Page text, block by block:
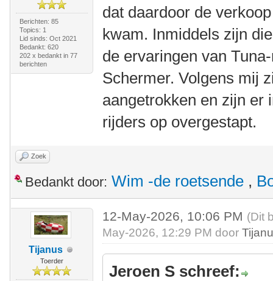
Berichten: 85
Topics: 1
Lid sinds: Oct 2021
Bedankt: 620
202 x bedankt in 77
berichten
dat daardoor de
kwam. Inmiddels zijn
de ervaringen van
Schermer. Volgens mij
aangetrokken en zijn er
rijders op overgestapt.
Zoek
Bedankt door: Wim -de roetsende ,
Tijanus
Toerder
12-May-2026, 10:06 PM (Dit
May-2026, 12:29 PM door
Jeroen S schreef: